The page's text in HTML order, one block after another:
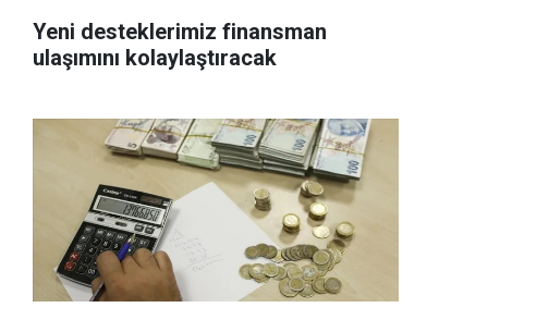
Yeni desteklerimiz finansman
ulaşımını kolaylaştıracak